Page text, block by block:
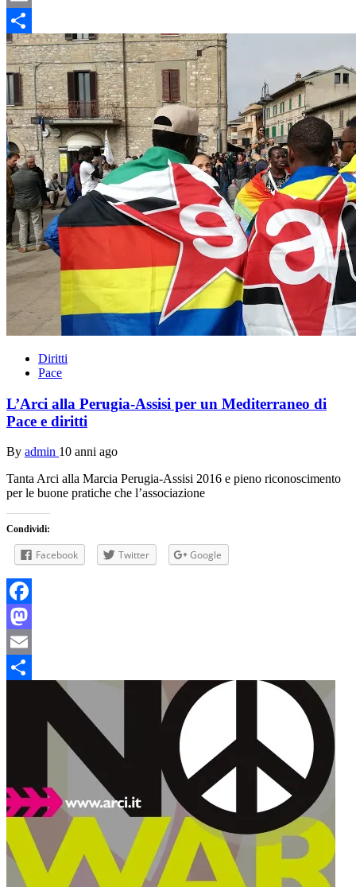
Email
Condividi
Diritti
Pace
L’Arci alla Perugia-Assisi per un Mediterraneo di
Pace e diritti
By admin 10 anni ago
Tanta Arci alla Marcia Perugia-Assisi 2016 e pieno riconoscimento
per le buone pratiche che l’associazione
Condividi:
Facebook Twitter Google
Facebook
Mastodon
Email